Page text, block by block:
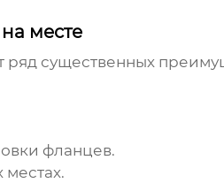
месте
ряд существенных
фланцев.